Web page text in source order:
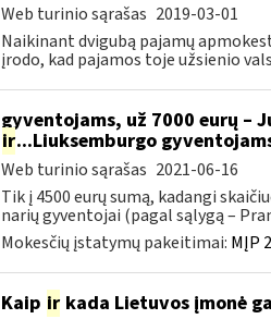
Web turinio sąrašas 2019-03-01
Naikinant dvigubą pajamų
įrodo, kad pajamos toje užsienio
gyventojams, už 7000 eurų –
ir...Liuksemburgo
Web turinio sąrašas 2021-06-16
Tik į 4500 eurų sumą, kadangi
narių gyventojai (pagal sąlygą –
Mokesčių įstatymų pakeitimai: MĮP
Kaip irkada Lietuvos įmonė